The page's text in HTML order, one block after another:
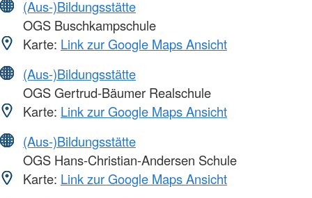
(Aus-)Bildungsstätte
OGS Buschkampschule
Karte: Link zur Google Maps Ansicht
(Aus-)Bildungsstätte
OGS Gertrud-Bäumer Realschule
Karte: Link zur Google Maps Ansicht
(Aus-)Bildungsstätte
OGS Hans-Christian-Andersen Schule
Karte: Link zur Google Maps Ansicht